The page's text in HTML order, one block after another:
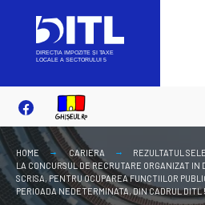
content
HOME CARIERA
REZULTATUL
LA CONCURSUL DE RECRUTARE ORGANIZAT
SCRISA, PENTRU OCUPAREA FUNCTIILOR
PERIOADA NEDETERMINATA, DIN CADRUL DITL
for: